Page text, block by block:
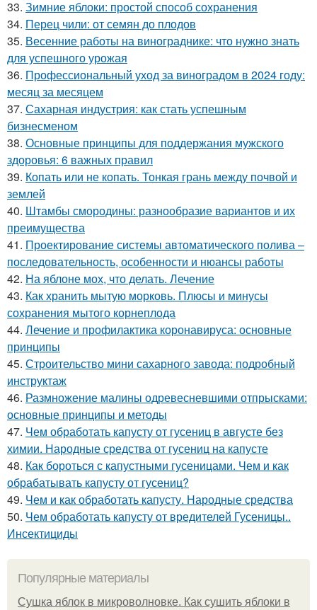
33. Зимние яблоки: простой способ сохранения
34. Перец чили: от семян до плодов
35. Весенние работы на винограднике: что нужно знать
для успешного урожая
36. Профессиональный уход за виноградом в 2024 году:
месяц за месяцем
37. Сахарная индустрия: как стать успешным
бизнесменом
38. Основные принципы для поддержания мужского
здоровья: 6 важных правил
39. Копать или не копать. Тонкая грань между почвой и
землей
40. Штамбы смородины: разнообразие вариантов и их
преимущества
41. Проектирование системы автоматического полива –
последовательность, особенности и нюансы работы
42. На яблоне мох, что делать. Лечение
43. Как хранить мытую морковь. Плюсы и минусы
сохранения мытого корнеплода
44. Лечение и профилактика коронавируса: основные
принципы
45. Строительство мини сахарного завода: подробный
инструктаж
46. Размножение малины одревесневшими отпрысками:
основные принципы и методы
47. Чем обработать капусту от гусениц в августе без
химии. Народные средства от гусениц на капусте
48. Как бороться с капустными гусеницами. Чем и как
обрабатывать капусту от гусениц?
49. Чем и как обработать капусту. Народные средства
50. Чем обработать капусту от вредителей Гусеницы..
Инсектициды
Популярные материалы
Сушка яблок в микроволновке. Как сушить яблоки в